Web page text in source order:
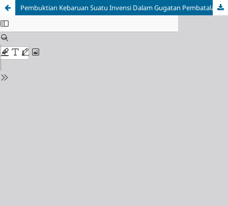
Pembuktian Kebaruan Suatu Invensi Dalam Gugatan Pembatalan Paten Sederhana